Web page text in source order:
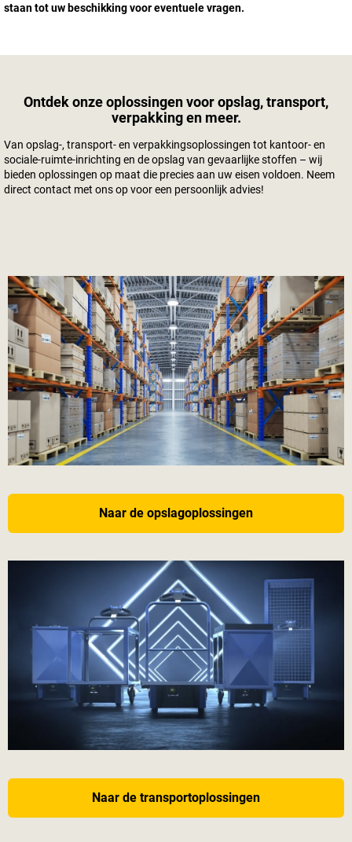
staan tot uw beschikking voor eventuele vragen.
Ontdek onze oplossingen voor opslag, transport,
verpakking en meer.
Van opslag-, transport- en verpakkingsoplossingen tot kantoor- en
sociale-ruimte-inrichting en de opslag van gevaarlijke stoffen – wij
bieden oplossingen op maat die precies aan uw eisen voldoen. Neem
direct contact met ons op voor een persoonlijk advies!
Naar de opslagoplossingen
Naar de transportoplossingen